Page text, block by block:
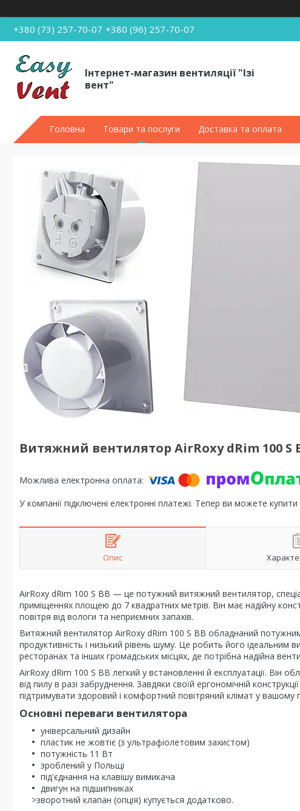
+380 (73) 257-70-07 +380 (96) 257-70-07
Інтернет-магазин вентиляції "Ізі
вент"
Головна Товари та послуги Доставка та оплата
Витяжний вентилятор AirRoxy dRim 100 S
У компанії підключені електронні платежі. Тепер ви можете
Опис
AirRoxy dRim 100 S BB — це потужний витяжний вентилятор,
приміщеннях площею до 7 квадратних метрів. Він має надійну
повітря від вологи та неприємних запахів.
Витяжний вентилятор AirRoxy dRim 100 S BB обладнаний
продуктивність і низький рівень шуму. Це робить його ідеальним
ресторанах та інших громадських місцях, де потрібна надійна
AirRoxy dRim 100 S BB легкий у встановленні й експлуатації.
від пилу в разі забруднення. Завдяки своїй ергономічній
підтримувати здоровий і комфортний повітряний клімат у
Основні переваги вентилятора
універсальний дизайн
пластик не жовтіє (з ультрафіолетовим захистом)
потужність 11 Вт
зроблений у Польщі
під'єднання на клавішу вимикача
двигун на підшипниках
>зворотний клапан (опція) купується додатково.